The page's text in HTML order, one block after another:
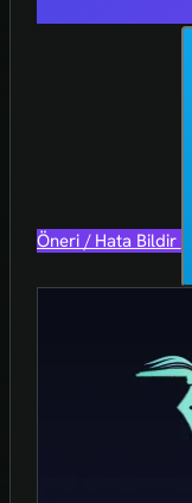
Öneri / Hata Bildir